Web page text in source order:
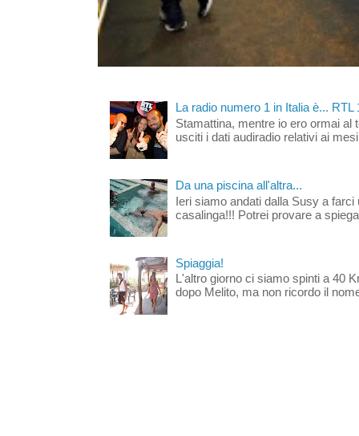
La radio numero 1 in Italia è... RTL
Stamattina, mentre io ero ormai al
usciti i dati audiradio relativi ai
Da una piscina all'altra...
Ieri siamo andati dalla Susy a
casalinga!!! Potrei provare a
Spiaggia!
L'altro giorno ci siamo spinti a 40
dopo Melito, ma non ricordo il